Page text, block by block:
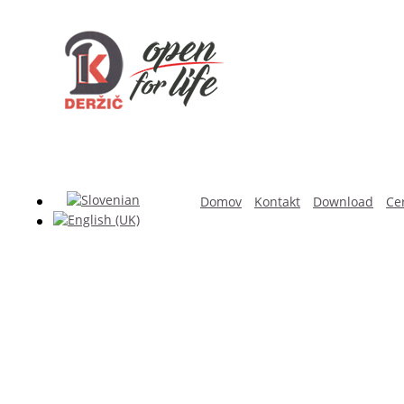
Download
Kontakt
Domov
vrati. Vrata zagotavljajo popolno varnost objekta v